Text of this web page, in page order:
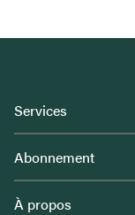
Services
Abonnement
À propos